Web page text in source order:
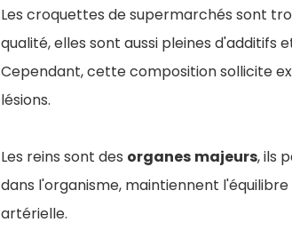
Les croquettes de supermarchés sont
qualité, elles sont aussi pleines
Cependant, cette composition sollicite
lésions.
Les reins sont des organes majeurs, ils
dans l'organisme, maintiennent
artérielle.